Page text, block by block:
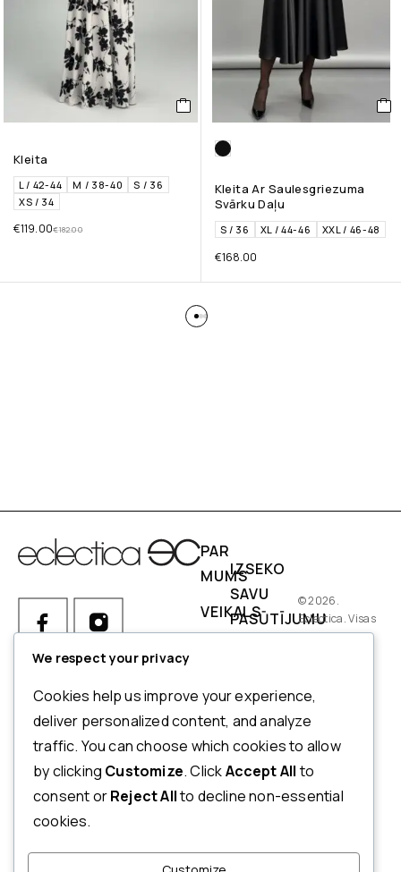
Kleita
L / 42-44 M / 38-40
S / 36
XS / 34
€182.00
€119.00
Kleita Ar Saulesgriezuma
Svārku Daļu
S / 36 XL / 44-46 XXL / 46-48
€168.00
Ja Jums ir kādi jautājumi par
pasūtījumu, produktiem vai
mūsu pakalpojumiem,
lūdzu, sazinieties ar mūsu
klientu apkalpošanas
dienestu.
PAR
MUMS
VEIKALS
IZSEKO
SAVU
PASŪTĪJUMU
NORĒĶINI
ATMAKSAS
UN
ATGRIEŠANAS
© 2026.
Eclectica. Visas
tiesības
We respect your privacy
Cookies help us improve your experience,
deliver personalized content, and analyze
traffic. You can choose which cookies to allow
by clicking Customize. ClickAccept Allto
consent orReject Allto decline non-essential
cookies.